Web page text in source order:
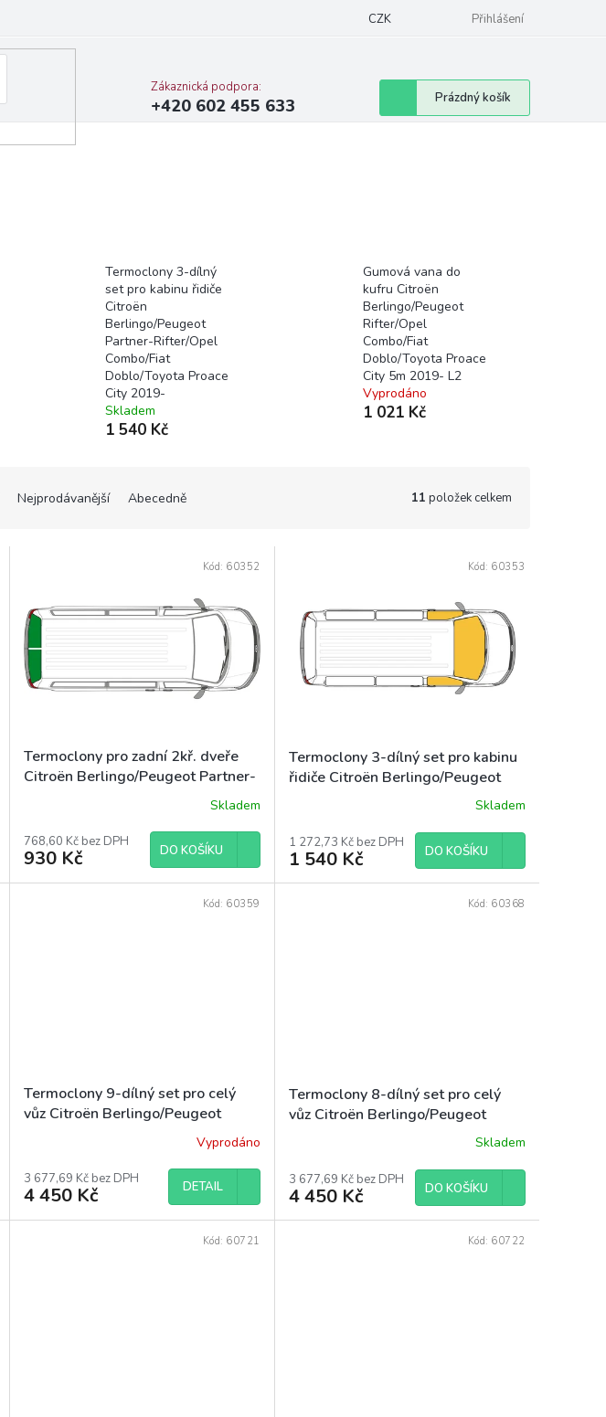
CZK Přihlášení
Zákaznická podpora:
+420 602 455 633
Nákupní
košík
Prázdný košík
Termoclony 3-dílný
set pro kabinu řidiče
Citroën
Berlingo/Peugeot
Partner-Rifter/Opel
Combo/Fiat
Doblo/Toyota Proace
City 2019-
Skladem
1 540 Kč
Gumová vana do
kufru Citroën
Berlingo/Peugeot
Rifter/Opel
Combo/Fiat
Doblo/Toyota Proace
City 5m 2019- L2
Vyprodáno
1 021 Kč
Nejprodávanější Abecedně 11 položek celkem
Termoclony pro zadní 2kř. dveře
Citroën Berlingo/Peugeot Partner-
Skladem
768,60 Kč bez DPH
930 Kč DO KOŠÍKU
Kód: 60352
Termoclony 3-dílný set pro kabinu
řidiče Citroën Berlingo/Peugeot
Partner-Rifter/Opel Combo/FiatSkladem
1 272,73 Kč bez DPH
1 540 Kč DO KOŠÍKU
Kód: 60353
Termoclony 9-dílný set pro celý
vůz Citroën Berlingo/Peugeot
Partner-Rifter/Opel Combo/Fiat
Doblo/Toyota ProAce City 2019-
L1 2kř.
Vyprodáno
3 677,69 Kč bez DPH
4 450 Kč DETAIL
Kód: 60359
Termoclony 8-dílný set pro celý
vůz Citroën Berlingo/Peugeot
Partner-Rifter/Opel Combo/Fiat
L2
Skladem
3 677,69 Kč bez DPH
4 450 Kč DO KOŠÍKU
Kód: 60368
Kód: 60721 Kód: 60722